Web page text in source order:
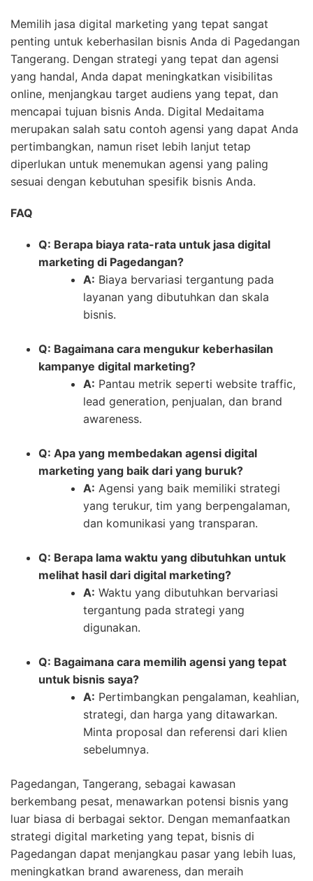
Memilih jasa digital marketing yang tepat sangat
penting untuk keberhasilan bisnis Anda di Pagedangan
Tangerang. Dengan strategi yang tepat dan agensi
yang handal, Anda dapat meningkatkan visibilitas
online, menjangkau target audiens yang tepat, dan
mencapai tujuan bisnis Anda. Digital Medaitama
merupakan salah satu contoh agensi yang dapat Anda
pertimbangkan, namun riset lebih lanjut tetap
diperlukan untuk menemukan agensi yang paling
sesuai dengan kebutuhan spesifik bisnis Anda.
FAQ
Q: Berapa biaya rata-rata untuk jasa digital
marketing di Pagedangan?
A: Biaya bervariasi tergantung pada
layanan yang dibutuhkan dan skala
bisnis.
Q: Bagaimana cara mengukur keberhasilan
kampanye digital marketing?
A: Pantau metrik seperti website traffic,
lead generation, penjualan, dan brand
awareness.
Q: Apa yang membedakan agensi digital
marketing yang baik dari yang buruk?
A: Agensi yang baik memiliki strategi
yang terukur, tim yang berpengalaman,
dan komunikasi yang transparan.
Q: Berapa lama waktu yang dibutuhkan untuk
melihat hasil dari digital marketing?
A: Waktu yang dibutuhkan bervariasi
tergantung pada strategi yang
digunakan.
Q: Bagaimana cara memilih agensi yang tepat
untuk bisnis saya?
A: Pertimbangkan pengalaman, keahlian,
strategi, dan harga yang ditawarkan.
Minta proposal dan referensi dari klien
sebelumnya.
Pagedangan, Tangerang, sebagai kawasan
berkembang pesat, menawarkan potensi bisnis yang
luar biasa di berbagai sektor. Dengan memanfaatkan
strategi digital marketing yang tepat, bisnis di
Pagedangan dapat menjangkau pasar yang lebih luas,
meningkatkan brand awareness, dan meraih